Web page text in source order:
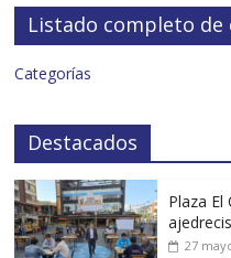
Listado completo de
Categorías
Destacados
Plaza
27